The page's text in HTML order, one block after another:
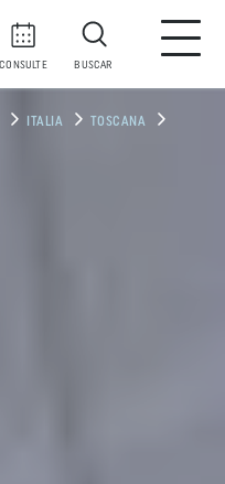
CONSULTE BUSCAR
ITALIA TOSCANA